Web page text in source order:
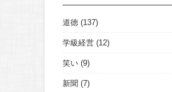
道徳 (137)
学級経営 (12)
笑い (9)
新聞 (7)